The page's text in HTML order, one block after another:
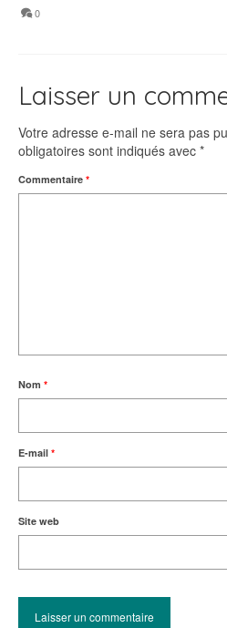
0
Laisser un
Votre adresse e-mail ne sera pas
obligatoires sont indiqués avec *
Commentaire *
Nom *
E-mail *
Site web